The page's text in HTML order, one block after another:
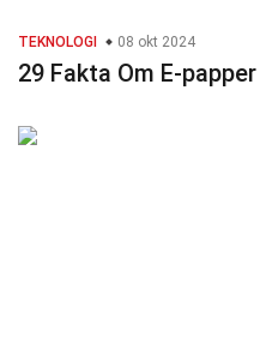
TEKNOLOGI 08 okt 2024
29 Fakta Om E-papper